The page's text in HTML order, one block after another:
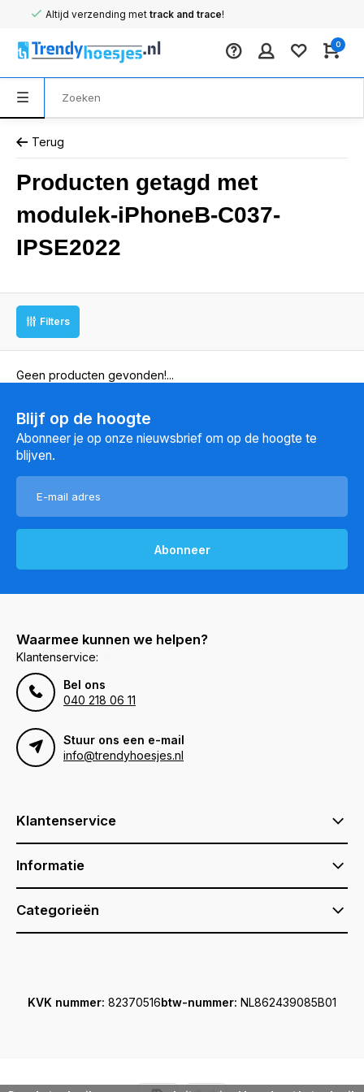
Altijd verzending mettrack and trace!
0
Terug
Producten getagd met
modulek-iPhoneB-C037-
IPSE2022
Filters
Geen producten gevonden!...
Blijf op de hoogte
Abonneer je op onze nieuwsbrief om op de hoogte te
blijven.
Abonneer
Waarmee kunnen we helpen?
Klantenservice:
Bel ons
040 218 06 11
Stuur ons een e-mail
info@trendyhoesjes.nl
Klantenservice
Informatie
Categorieën
KVK nummer: 82370516btw-nummer: NL862439085B01